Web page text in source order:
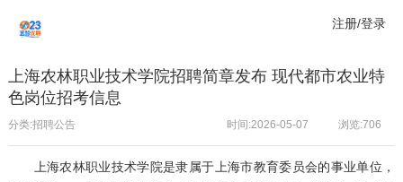
注册/登录
上海农林职业技术学院招聘简章发布 现代都市农业特
色岗位招考信息
分类:招聘公告 浏览:706
时间:2026-05-07
上海农林职业技术学院是隶属于上海市教育委员会的事业单位，